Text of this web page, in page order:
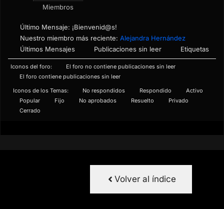
Miembros
Último Mensaje: ¡Bienvenid@s!
Nuestro miembro más reciente: Alejandra Hernández
Últimos Mensajes
Publicaciones sin leer Etiquetas
Iconos del foro:
El foro no contiene publicaciones sin leer
El foro contiene publicaciones sin leer
Iconos de los Temas:
No respondidos Respondido
Activo
Popular
Fijo No aprobados Resuelto
Privado
Cerrado
Volver al índice